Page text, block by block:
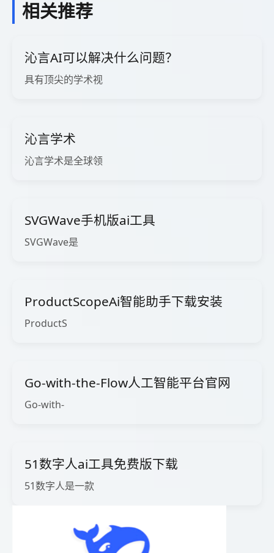
相关推荐
沁言AI可以解决什么问题？
具有顶尖的学术视
沁言学术
沁言学术是全球领
SVGWave手机版ai工具
SVGWave是
ProductScopeAi智能助手下载安装
ProductS
Go-with-the-Flow人工智能平台官网
Go-with-
51数字人ai工具免费版下载
51数字人是一款